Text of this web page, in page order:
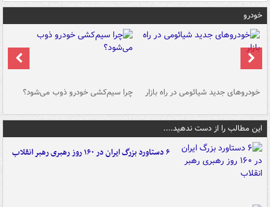
خودرو
خودروهای جدید شیائومی در راه بازار چرا سیم‌کشی خودرو ذوب می‌شود؟
این مطالب را از دست ندهید....
۶ دستاورد بزرگ ایران در ۱۶۰ روز رهبری رهبر انقلاب